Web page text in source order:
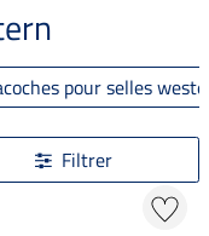
pour selles
Filtrer